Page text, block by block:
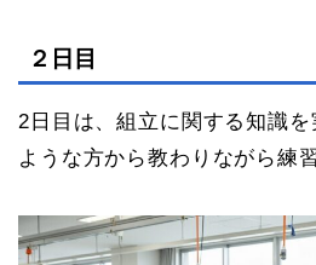
２日目
2日目は、組立に関する知識
ような方から教わりながら練